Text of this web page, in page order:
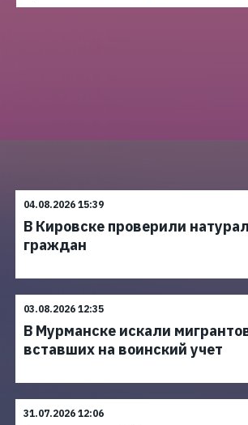
04.08.2026 15:39
В Кировске проверили
граждан
03.08.2026 12:35
В Мурманске искали
вставших на воинский учет
31.07.2026 12:06